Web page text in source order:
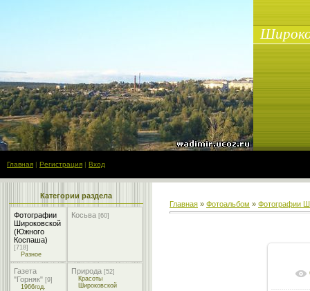
Главная | Регистрация | Вход
Категории раздела
Фотографии
Широковской
(Южного
Коспаша)
[718]
Разное
Косьва [60]
Газета
"Горняк" [9]
1966год.
Природа [52]
Красоты
Широковской
Главная » Фотоальбом » Фотографии